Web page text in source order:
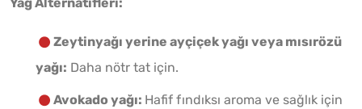
Zeytinyağı yerine ayçiçek yağı veya mısırözü
yağı: Daha nötr tat için.
Avokado yağı: Hafif fındıksı aroma ve sağlık için